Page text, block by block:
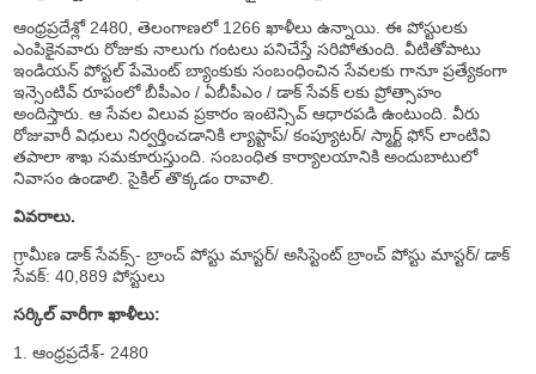
ఆంధ్రప్రదేశ్లో 2480, తెలంగాణలో 1266 ఖాళీలు ఉన్నాయి. ఈ పోస్టులకు
ఎంపికైనవారు రోజుకు నాలుగు గంటలు పనిచేస్తే సరిపోతుంది. వీటితోపాటు
ఇండియన్ పోస్టల్ పేమెంట్ బ్యాంకుకు సంబంధించిన సేవలకు గానూ ప్రత్యేకంగా
ఇన్సెంటివ్ రూపంలో బీపీఎం / ఏబీపీఎం / డాక్ సేవక్ లకు ప్రోత్సాహం
అందిస్తారు. ఆ సేవల విలువ ప్రకారం ఇంటెన్సివ్ ఆధారపడి ఉంటుంది. వీరు
రోజువారీ విధులు నిర్వర్తించడానికి ల్యాప్టాప్/ కంప్యూటర్/ స్మార్ట్ ఫోన్ లాంటివి
తపాలా శాఖ సమకూరుస్తుంది. సంబంధిత కార్యాలయానికి అందుబాటులో
నివాసం ఉండాలి. సైకిల్ తొక్కడం రావాలి.
వివరాలు.
గ్రామీణ డాక్ సేవక్స్- బ్రాంచ్ పోస్టు మాస్టర్/ అసిస్టెంట్ బ్రాంచ్ పోస్టు మాస్టర్/ డాక్
సేవక్: 40,889 పోస్టులు
సర్కిల్ వారీగా ఖాళీలు:
1. ఆంధ్రప్రదేశ్- 2480